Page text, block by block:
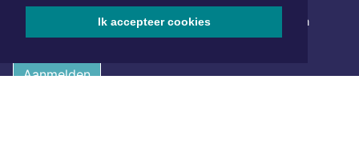
Ik accepteer cookies
Schrijf je in voor onze nieuwsbrief en krijg wekelijks een
samenvatting van alle gebeurtenissen uit jouw regio.
Aanmelden